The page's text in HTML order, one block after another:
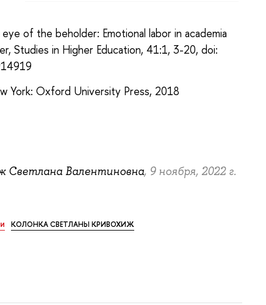
of the beholder: Emotional labor in academia
Studies in Higher Education, 41:1, 3-20, doi:
York: Oxford University Press, 2018
Светлана Валентиновна, 9 ноября, 2022 г.
КОЛОНКА СВЕТЛАНЫ КРИВОХИЖ